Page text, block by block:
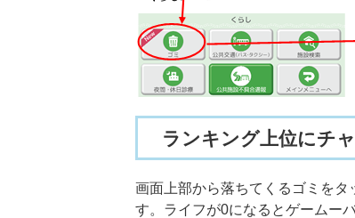
ランキング上位にチ
画面上部から落ちてくるゴミをタ
す。ライフが0になるとゲームー